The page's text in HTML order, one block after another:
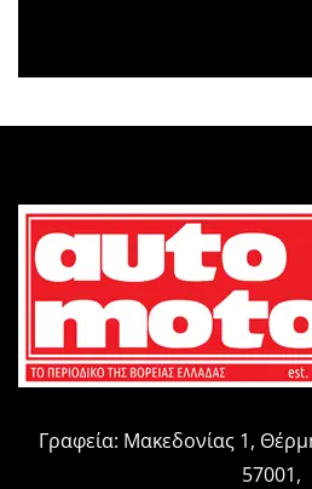
Γραφεία: Μακεδονίας 1,
57001,